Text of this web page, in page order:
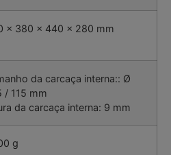
x 380 x 440 x 280 mm
da carcaça interna:: Ø
/ 115 mm
da carcaça interna: 9 mm
g